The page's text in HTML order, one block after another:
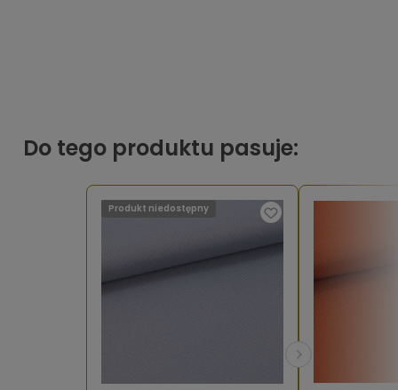
Do tego produktu pasuje:
Produkt niedostępny